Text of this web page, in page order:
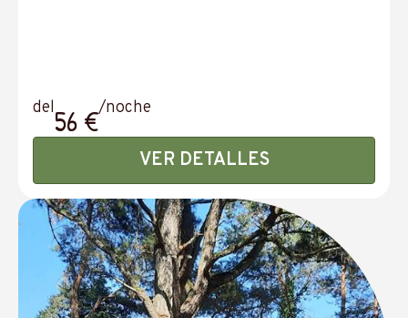
del56 €/noche
VER DETALLES